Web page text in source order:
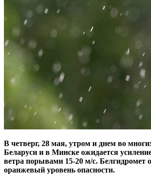
В четверг, 28 мая, утром и днем во
Беларуси и в Минске ожидается
ветра порывами 15-20 м/с. Белгидромет
оранжевый уровень опасности.